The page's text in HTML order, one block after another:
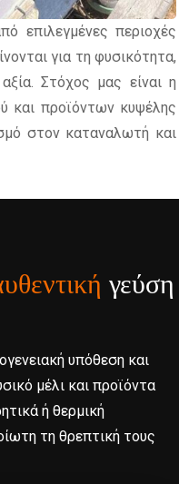
επιλεγμένες περιοχές
για τη φυσικότητα,
Στόχος μας είναι η
και προϊόντων κυψέλης
στον καταναλωτή και
γεύση
υπόθεση και
μέλι και προϊόντα
ή θερμική
τη θρεπτική τους